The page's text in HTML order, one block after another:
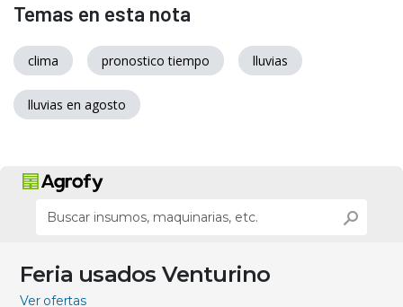
Temas en esta nota
clima pronostico tiempo lluvias
lluvias en agosto
Feria usados Venturino
Ver ofertas